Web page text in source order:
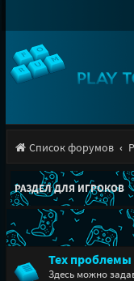
Список форумов
РАЗДЕЛ ДЛЯ ИГРОКОВ
Тех
Здесь можно